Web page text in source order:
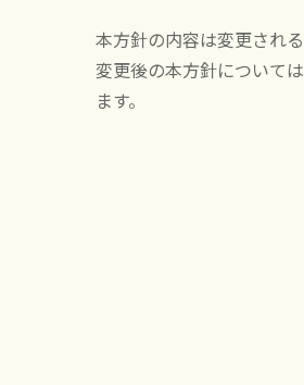
本方針の内容は変更される
変更後の本方針について
ます。